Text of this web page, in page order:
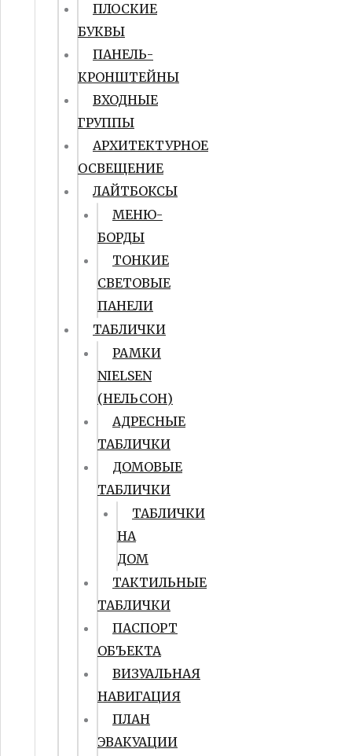
ПЛОСКИЕ
БУКВЫ
ПАНЕЛЬ-
КРОНШТЕЙНЫ
ВХОДНЫЕ
ГРУППЫ
АРХИТЕКТУРНОЕ
ОСВЕЩЕНИЕ
ЛАЙТБОКСЫ
МЕНЮ-
БОРДЫ
ТОНКИЕ
СВЕТОВЫЕ
ПАНЕЛИ
ТАБЛИЧКИ
РАМКИ
NIELSEN
(НЕЛЬСОН)
АДРЕСНЫЕ
ТАБЛИЧКИ
ДОМОВЫЕ
ТАБЛИЧКИ
ТАБЛИЧКИ
НА
ДОМ
ТАКТИЛЬНЫЕ
ТАБЛИЧКИ
ПАСПОРТ
ОБЪЕКТА
ВИЗУАЛЬНАЯ
НАВИГАЦИЯ
ПЛАН
ЭВАКУАЦИИ